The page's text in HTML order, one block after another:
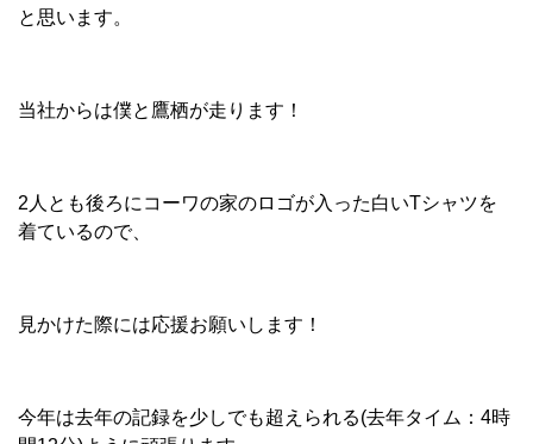
と思います。
当社からは僕と鷹栖が走ります！
2人とも後ろにコーワの家のロゴが入った白いTシャツを
着ているので、
見かけた際には応援お願いします！
今年は去年の記録を少しでも超えられる(去年タイム：4時